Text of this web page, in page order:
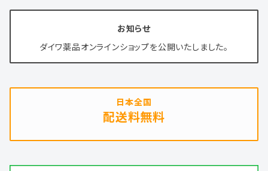
お知らせ
ダイワ薬品オンラインショップを公開いたしました。
日本全国
配送料無料